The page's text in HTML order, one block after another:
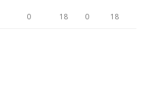
0 18 0 18